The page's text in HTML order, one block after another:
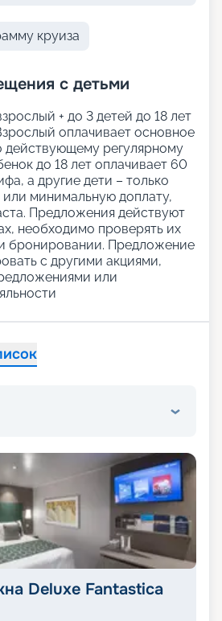
круиза
с детьми
+ до 3 детей до 18 лет
оплачивает основное
действующему регулярному
до 18 лет оплачивает 60
а другие дети – только
минимальную доплату,
Предложения действуют
необходимо проверять их
бронировании. Предложение
с другими акциями,
или
Deluxe Fantastica